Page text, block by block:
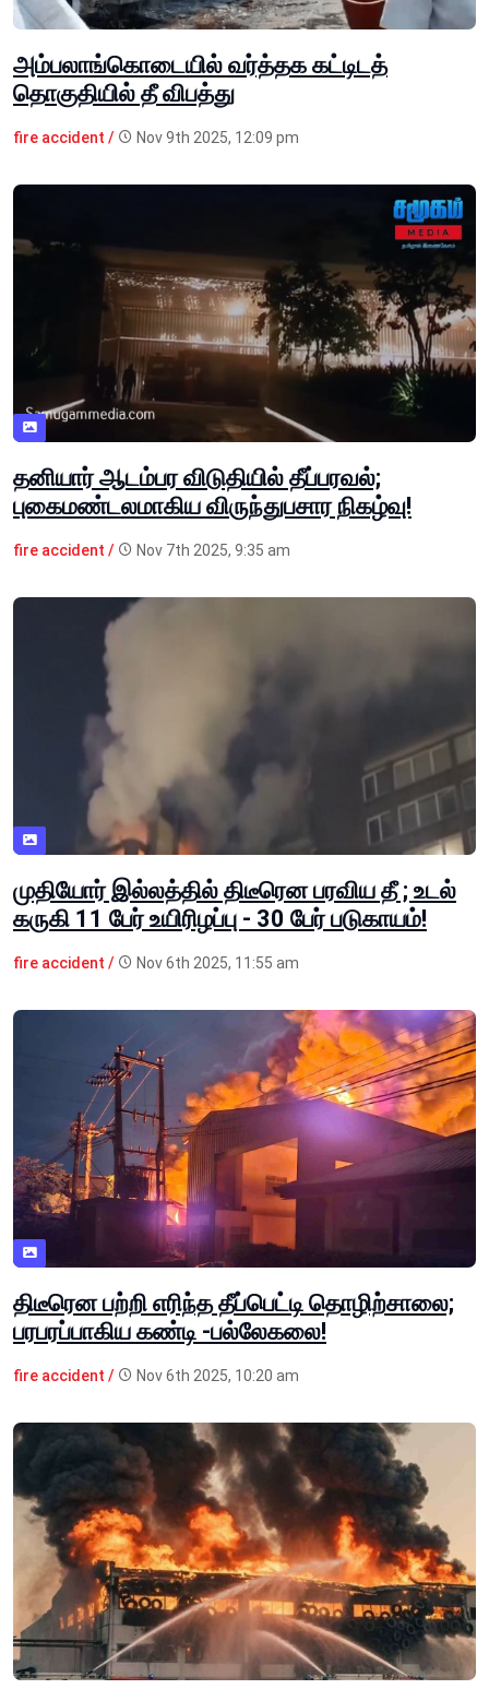
அம்பலாங்கொடையில் வர்த்தக கட்டிடத்
தொகுதியில் தீ விபத்து
fire accident / Nov 9th 2025, 12:09 pm
தனியார் ஆடம்பர விடுதியில் தீப்பரவல்;
புகைமண்டலமாகிய விருந்துபசார நிகழ்வு!
fire accident / Nov 7th 2025, 9:35 am
முதியோர் இல்லத்தில் திடீரென பரவிய தீ ; உடல்
கருகி 11 பேர் உயிரிழப்பு - 30 பேர் படுகாயம்!
fire accident / Nov 6th 2025, 11:55 am
திடீரென பற்றி எரிந்த தீப்பெட்டி தொழிற்சாலை;
பரபரப்பாகிய கண்டி -பல்லேகலை!
fire accident / Nov 6th 2025, 10:20 am